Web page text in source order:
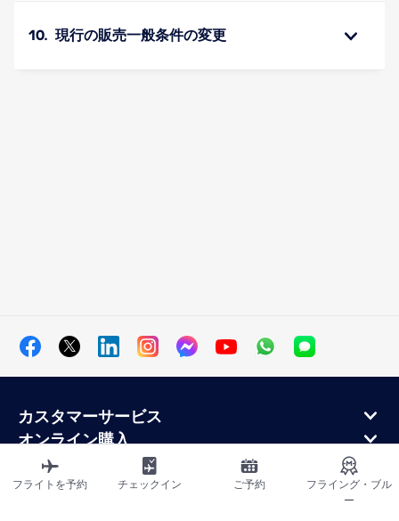
10. 現行の販売一般条件の変更
カスタマーサービス
オンライン購入
ロイヤルティプログラムと提携パートナー
エールフランス航空について
フライトを予約 チェックイン ご予約
フライング・ブル
ー